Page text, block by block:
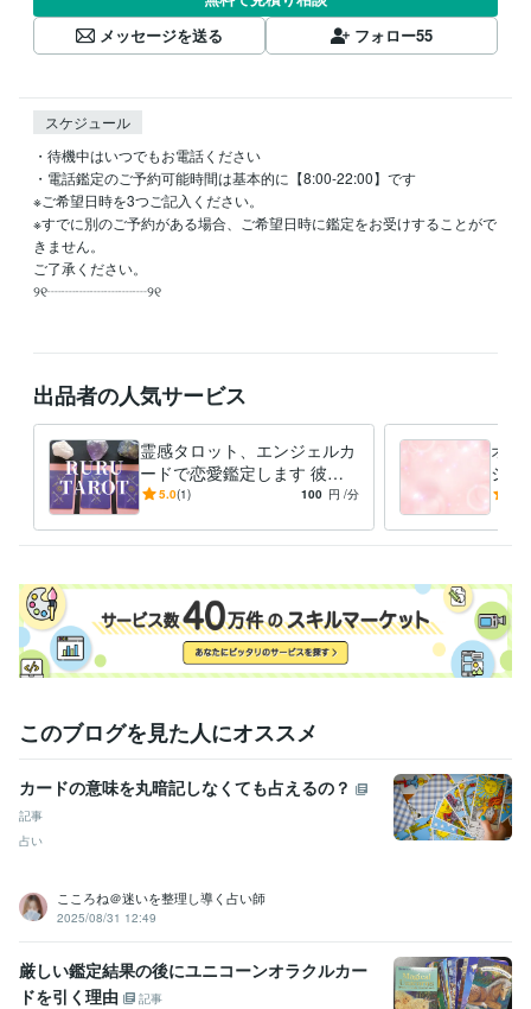
メッセージを送る
フォロー55
スケジュール
・待機中はいつでもお電話ください
・電話鑑定のご予約可能時間は基本的に【8:00-22:00】です
※ご希望日時を3つご記入ください。
※すでに別のご予約がある場合、ご希望日時に鑑定をお受けすることがで
きません。
ご了承ください。
୨୧┈┈┈┈┈┈┈୨୧
出品者の人気サービス
霊感タロット、エンジェルカ
ードで恋愛鑑定します 彼は
私をどう思ってる？今後二人
5.0(1) 100 円 /分
オー
ショ
人に
す
このブログを見た人にオススメ
カードの意味を丸暗記しなくても占えるの？
記事
占い
こころね＠迷いを整理し導く占い師
2025/08/31 12:49
厳しい鑑定結果の後にユニコーンオラクルカー
ドを引く理由
記事